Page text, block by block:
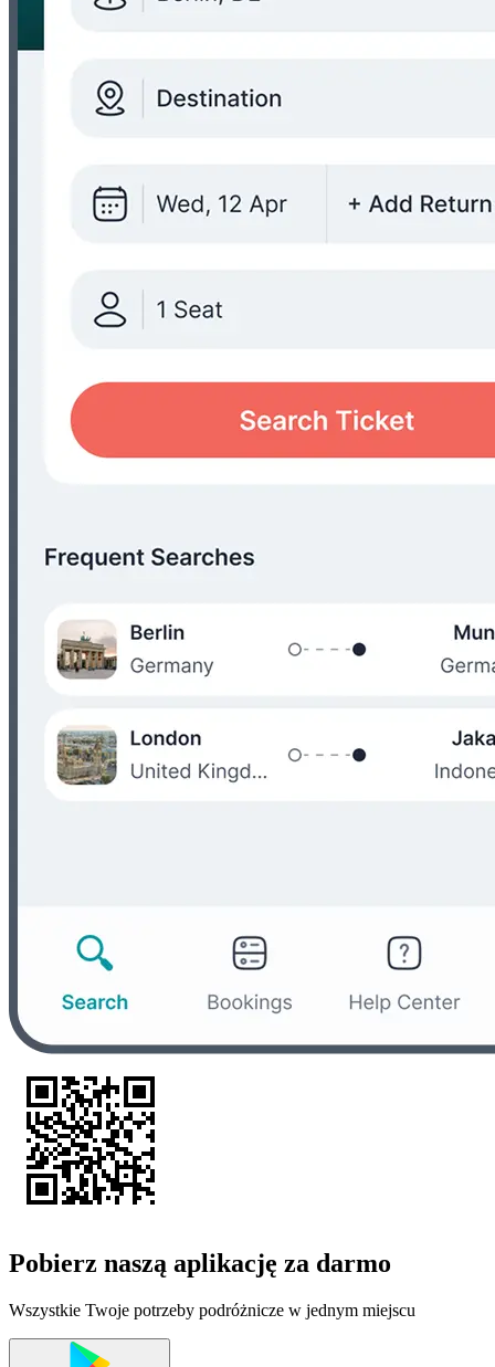
Pobierz naszą aplikację za darmo
Wszystkie Twoje potrzeby podróżnicze w jednym miejscu